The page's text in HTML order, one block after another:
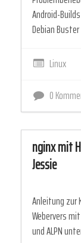
Android-
Debian Buster
Linux
0
nginx mit
Jessie
Anleitung zur
Webervers
und ALPN